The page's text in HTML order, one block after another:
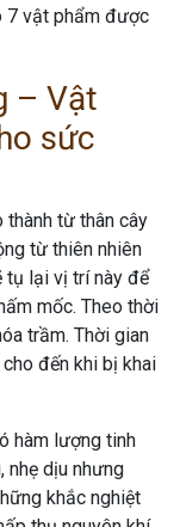
7 vật phẩm được
– Vật
sức
từ thân cây
từ thiên nhiên
tụ lại vị trí này để
mốc. Theo thời
trầm. Thời gian
đến khi bị khai
hàm lượng tinh
nhẹ dịu nhưng
khắc nghiệt